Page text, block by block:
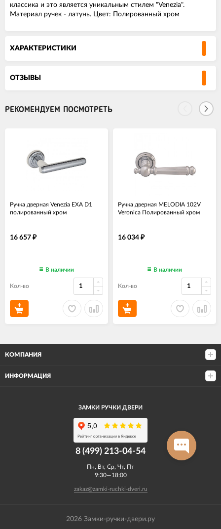
классика и это является уникальным стилем "Venezia".
Материал ручек - латунь. Цвет: Полированный хром
ХАРАКТЕРИСТИКИ
ОТЗЫВЫ
РЕКОМЕНДУЕМ ПОСМОТРЕТЬ
Ручка дверная Venezia EXA D1
полированный хром
16 657 ₽
В наличии
Кол-во
Ручка дверная MELODIA 102V
Veronica Полированный хром
16 034 ₽
В наличии
Кол-во
КОМПАНИЯ
ИНФОРМАЦИЯ
ЗАМКИ РУЧКИ ДВЕРИ
8 (499) 213-04-54​
Пн, Вт, Ср, Чт, Пт
9:30—18:00
zakaz@zamki-ruchki-dveri.ru
2026 Замки-ручки-двери.ру